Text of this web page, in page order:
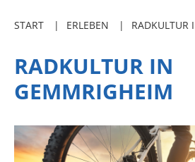
Social Media
START ERLEBEN RADKULTUR
RADKULTUR IN
GEMMRIGHEIM